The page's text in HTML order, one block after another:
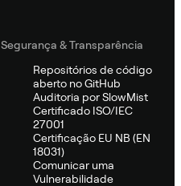
Segurança & Transparência
Repositórios de código
aberto no GitHub
Auditoria por SlowMist
Certificado ISO/IEC
27001
Certificação EU NB (EN
18031)
Comunicar uma
Vulnerabilidade